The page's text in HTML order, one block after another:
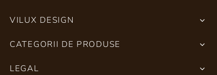
VILUX DESIGN
CATEGORII DE PRODUSE
LEGAL